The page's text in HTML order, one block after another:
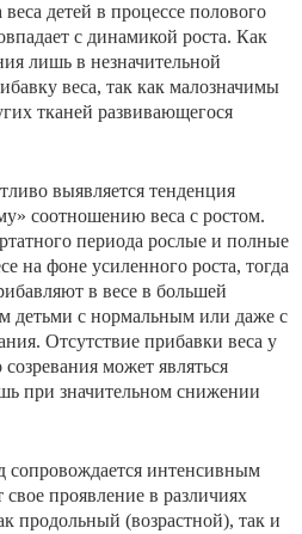
детей в процессе полового
с динамикой роста. Как
лишь в незначительной
веса, так как малозначимы
тканей развивающегося
выявляется тенден­ция
соотношению веса с ростом.
периода рос­лые и полные
на фоне уси­ленного роста, тогда
в весе в большей
деть­ми с нормальным или даже с
Отсутствие прибавки веса у
может являться
при значительном снижении
сопровождается интенсивным
проявление в разли­чиях
продольный (возраст­ной), так и